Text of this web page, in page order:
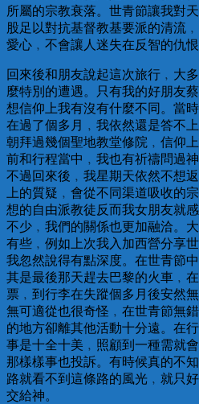
所屬的宗教衰落。世青節讓我對
股足以對抗基督教基要派的清流
愛心﹐不會讓人迷失在反智的仇恨
回來後和朋友說起這次旅行﹐大
麼特別的遭遇。只有我的好朋友
想信仰上我有沒有什麼不同。當
在過了個多月﹐我依然還是答不
朝拜過幾個聖地教堂修院﹐信仰
前和行程當中﹐我也有祈禱問過
不過回來後﹐我星期天依然不想
上的質疑﹐會從不同渠道吸收的
想的自由派教徒反而我女朋友就
不少﹐我們的關係也更加融洽。
有些﹐例如上次我入加西營分享
我忽然說得有點深度。在世青節
其是最後那天趕去巴黎的火車﹐
票﹐到行李在失蹤個多月後安然
無可適從也很奇怪﹐在世青節無
的地方卻離其他活動十分遠。在
事是十全十美﹐照顧到一種需就
那樣樣事也投訴。有時候真的不
路就看不到這條路的風光﹐就只
交給神。